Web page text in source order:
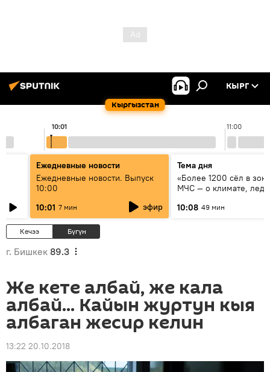
Кыргызстан
КЫРГ
11:00
10:01
Ежедневные новости
Ежедневные новости. Выпуск
10:00
10:01 7 мин эфир
Тема дня
«Более 1200 сёл в
МЧС — о климате,
населения
10:08 49 мин
Кечээ Бүгүн
г. Бишкек 89.3
Же кете албай, же кала
албай... Кайын журтун кыя
албаган жесир келин
13:22 20.10.2018